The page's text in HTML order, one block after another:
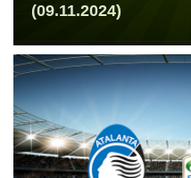
(09.11.2024)